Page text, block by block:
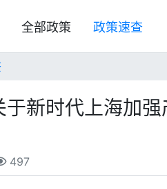
全部政策 政策速查
于新时代上海加
497